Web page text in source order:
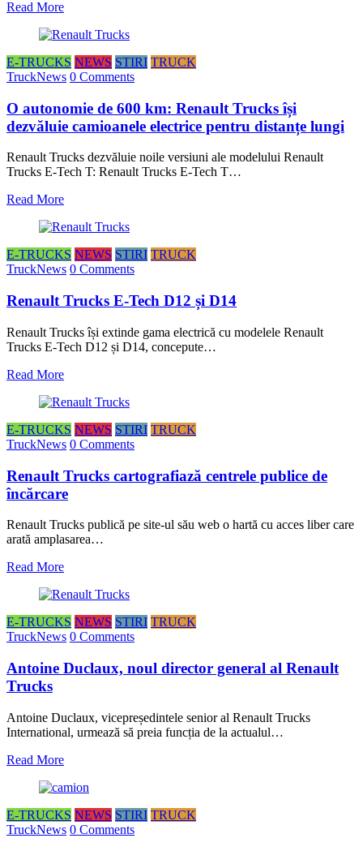
Read More
E-TRUCKS NEWS STIRI TRUCK
TruckNews 0 Comments
O autonomie de 600 km: Renault Trucks își
dezvăluie camioanele electrice pentru distanțe lungi
Renault Trucks dezvăluie noile versiuni ale modelului Renault
Trucks E-Tech T: Renault Trucks E-Tech T…
Read More
E-TRUCKS NEWS STIRI TRUCK
TruckNews 0 Comments
Renault Trucks E-Tech D12 și D14
Renault Trucks își extinde gama electrică cu modelele Renault
Trucks E-Tech D12 și D14, concepute…
Read More
E-TRUCKS NEWS STIRI TRUCK
TruckNews 0 Comments
Renault Trucks cartografiază centrele publice de
încărcare
Renault Trucks publică pe site-ul său web o hartă cu acces liber care
arată amplasarea…
Read More
E-TRUCKS NEWS STIRI TRUCK
TruckNews 0 Comments
Antoine Duclaux, noul director general al Renault
Trucks
Antoine Duclaux, vicepreședintele senior al Renault Trucks
International, urmează să preia funcția de la actualul…
Read More
E-TRUCKS NEWS STIRI TRUCK
TruckNews 0 Comments